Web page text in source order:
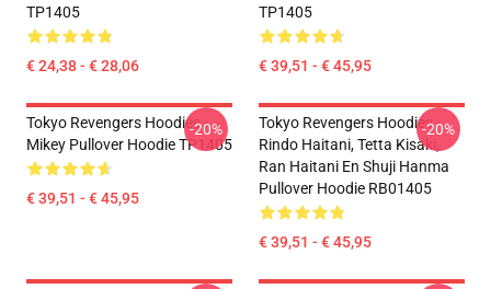
TP1405
€ 24,38 - € 28,06
TP1405
€ 39,51 - € 45,95
Tokyo Revengers Hoodies -
Mikey Pullover Hoodie TP1405
€ 39,51 - € 45,95
-20%
Tokyo Revengers Hoodies -
Rindo Haitani, Tetta Kisaki,
Ran Haitani En Shuji Hanma
Pullover Hoodie RB01405
€ 39,51 - € 45,95
-20%